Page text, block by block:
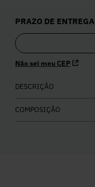
PRAZO DE ENTREGA
Não sei meu CEP
DESCRIÇÃO
COMPOSIÇÃO
5º Calça
6º Colete
7º